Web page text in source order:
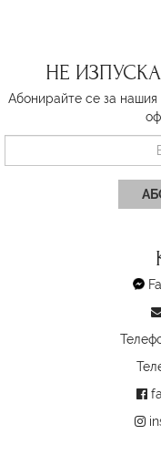
НЕ
Абонирайте се за нашия